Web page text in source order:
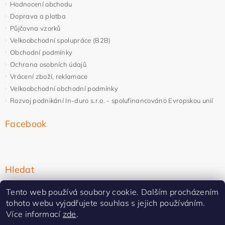
Hodnocení obchodu
Doprava a platba
Půjčovna vzorků
Velkoobchodní spolupráce (B2B)
Obchodní podmínky
Ochrana osobních údajů
Vrácení zboží, reklamace
Velkoobchodní obchodní podmínky
Rozvoj podnikání In-duro s.r.o. - spolufinancováno Evropskou unií
Facebook
Hledat
Tento web používá soubory cookie. Dalším procházením
tohoto webu vyjadřujete souhlas s jejich používáním.
Více informací zde.